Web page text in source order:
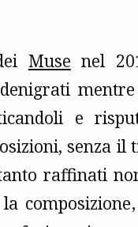
Muse nel
e
senza
raffinati